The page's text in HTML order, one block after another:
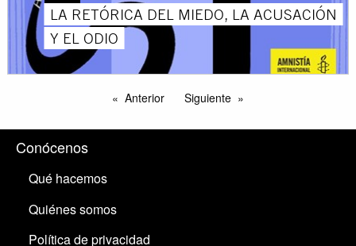
LA RETÓRICA DEL MIEDO, LA ACUSACIÓN
Y EL ODIO
Anterior Siguiente
Conócenos
Qué hacemos
Quiénes somos
Política de privacidad